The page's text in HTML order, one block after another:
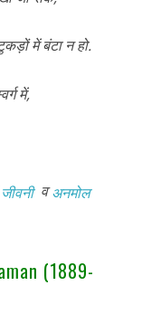
में बंटा न हो.
में,
जीवनी वअनमोल
(1889-